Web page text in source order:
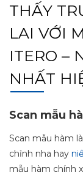
THẤY
LAI VỚI
ITERO –
NHẤT
Scan mẫu
Scan mẫu hàm
chỉnh nha hay
mẫu hàm chính